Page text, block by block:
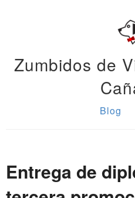
Zumbidos de
Blog
Entrega de